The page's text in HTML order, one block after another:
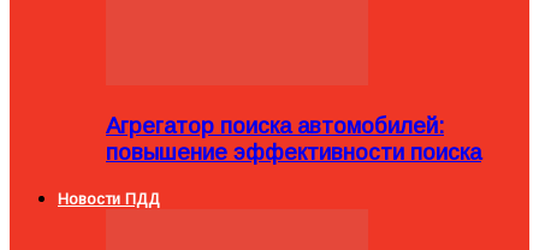
Агрегатор поиска автомобилей:
повышение эффективности поиска
Новости ПДД